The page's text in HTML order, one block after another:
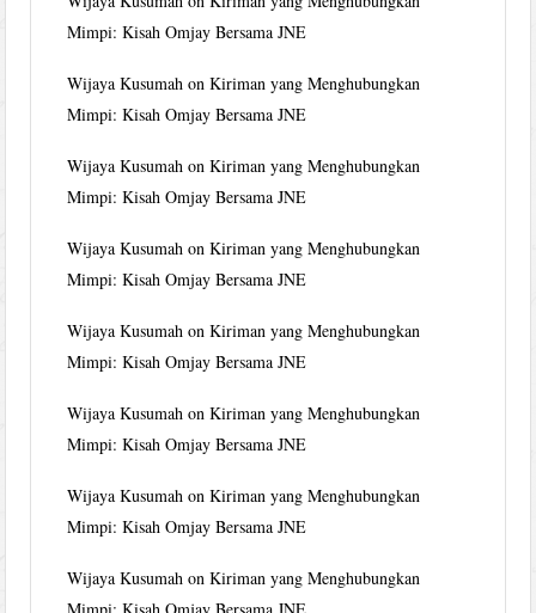
Mimpi: Kisah Omjay Bersama JNE
Wijaya Kusumah onKiriman yang Menghubungkan
Mimpi: Kisah Omjay Bersama JNE
Wijaya Kusumah onKiriman yang Menghubungkan
Mimpi: Kisah Omjay Bersama JNE
Wijaya Kusumah onKiriman yang Menghubungkan
Mimpi: Kisah Omjay Bersama JNE
Wijaya Kusumah onKiriman yang Menghubungkan
Mimpi: Kisah Omjay Bersama JNE
Wijaya Kusumah onKiriman yang Menghubungkan
Mimpi: Kisah Omjay Bersama JNE
Wijaya Kusumah onKiriman yang Menghubungkan
Mimpi: Kisah Omjay Bersama JNE
Wijaya Kusumah onKiriman yang Menghubungkan